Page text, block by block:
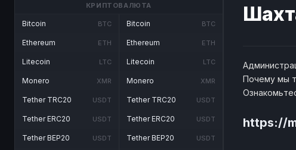
КРИПТОВАЛЮТА
Bitcoin BTC
Ethereum ETH
Litecoin LTC
Monero XMR
Tether TRC20 USDT
Tether ERC20 USDT
Tether BEP20 USDT
Bitcoin BTC
Ethereum ETH
Litecoin LTC
Monero XMR
Tether TRC20 USDT
Tether ERC20 USDT
Tether BEP20 USDT
Почему мы
https://